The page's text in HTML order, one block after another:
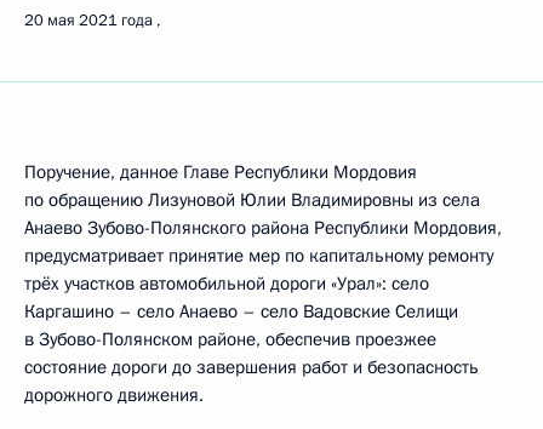
20 мая 2021 года
Поручение, данное Главе Республики Мордовия
по обращению Лизуновой Юлии Владимировны из села
Анаево Зубово-Полянского района Республики Мордовия,
предусматривает принятие мер по капитальному ремонту
трёх участков автомобильной дороги «Урал»: село
Каргашино – село Анаево – село Вадовские Селищи
в Зубово-Полянском районе, обеспечив проезжее
состояние дороги до завершения работ и безопасность
дорожного движения.